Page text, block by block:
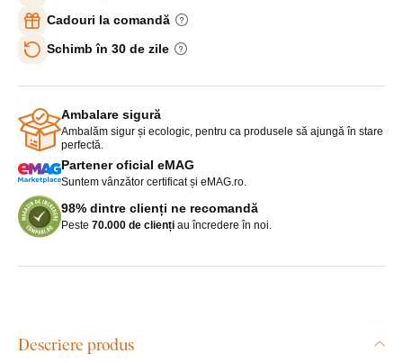
Cadouri la comandă
Schimb în 30 de zile
Ambalare sigură
Ambalăm sigur și ecologic, pentru ca produsele să ajungă în stare
perfectă.
Partener oficial eMAG
Suntem vânzător certificat și eMAG.ro.
98% dintre clienți ne recomandă
Peste 70.000 de clienți au încredere în noi.
Descriere produs